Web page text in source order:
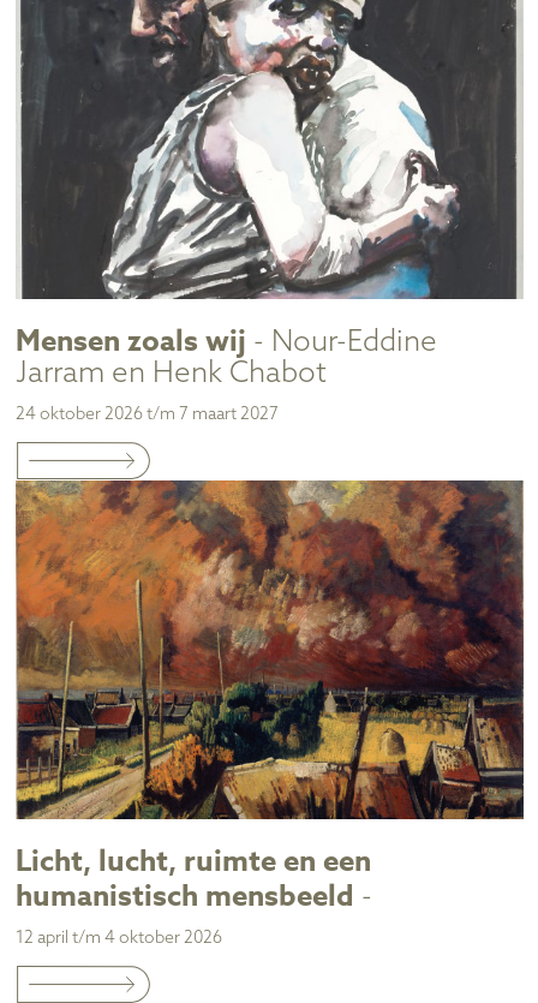
Mensen zoals wij - Nour-Eddine
Jarram en Henk Chabot
24 oktober 2026 t/m 7 maart 2027
Licht, lucht, ruimte en een
humanistisch mensbeeld -
12 april t/m 4 oktober 2026